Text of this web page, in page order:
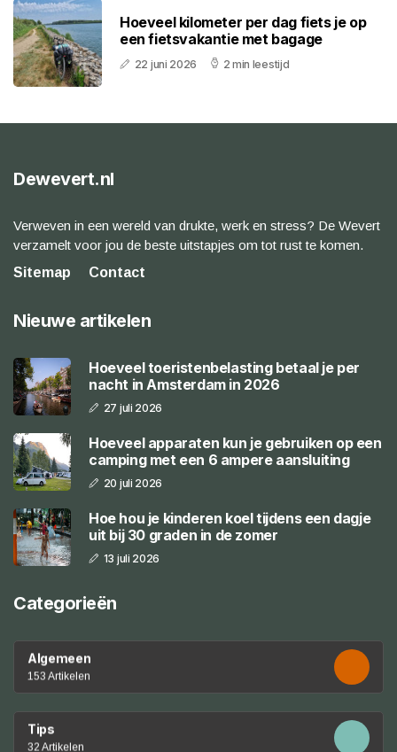
Hoeveel kilometer per dag fiets je op
een fietsvakantie met bagage
22 juni 2026 2 min leestijd
Dewevert.nl
Verweven in een wereld van drukte, werk en stress? De Wevert
verzamelt voor jou de beste uitstapjes om tot rust te komen.
Sitemap
Contact
Nieuwe artikelen
Hoeveel toeristenbelasting betaal je per
nacht in Amsterdam in 2026
27 juli 2026
Hoeveel apparaten kun je gebruiken op een
camping met een 6 ampere aansluiting
20 juli 2026
Hoe hou je kinderen koel tijdens een dagje
uit bij 30 graden in de zomer
13 juli 2026
Categorieën
Algemeen
153 Artikelen
Tips
32 Artikelen